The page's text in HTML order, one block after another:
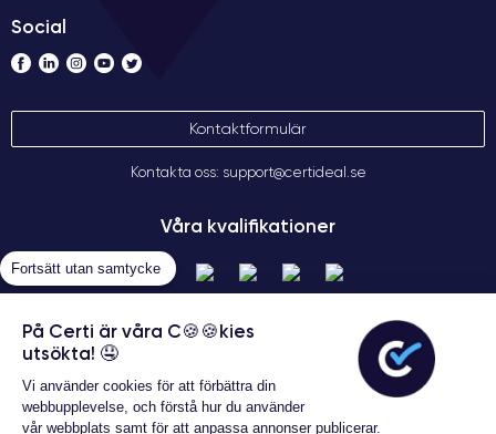
Social
Kontaktformulär
Kontakta oss: support@certideal.se
Våra kvalifikationer
Fortsätt utan samtycke
På Certi är våra C🍪🍪kies
utsökta! 🤤
Vi använder cookies för att förbättra din
webbupplevelse, och förstå hur du använder
vår webbplats samt för att anpassa annonser publicerar.